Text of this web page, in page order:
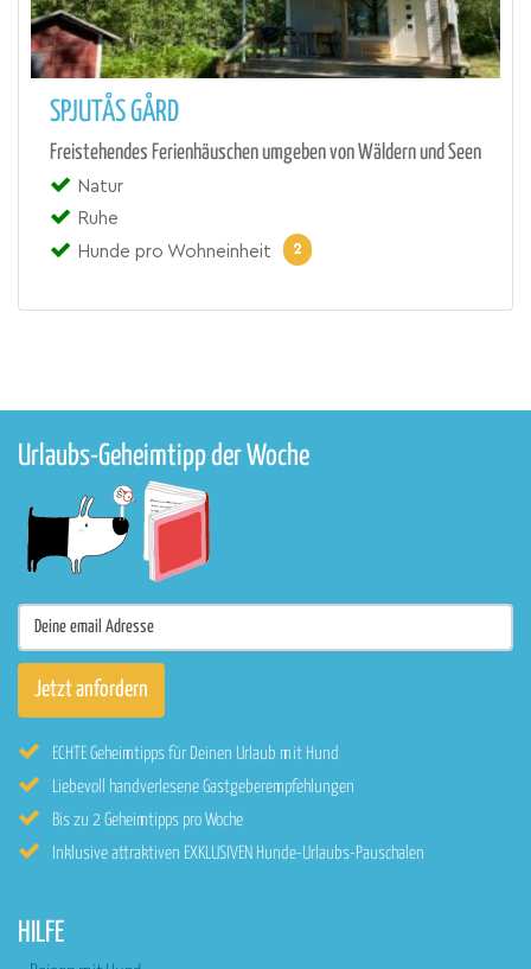
SPJUTÅS GÅRD
Freistehendes Ferienhäuschen umgeben von Wäldern und Seen
Natur
Ruhe
Hunde pro Wohneinheit
2
Urlaubs-Geheimtipp der Woche
ECHTE Geheimtipps für Deinen Urlaub mit Hund
Liebevoll handverlesene Gastgeberempfehlungen
Bis zu 2 Geheimtipps pro Woche
Inklusive attraktiven EXKLUSIVEN Hunde-Urlaubs-Pauschalen
HILFE